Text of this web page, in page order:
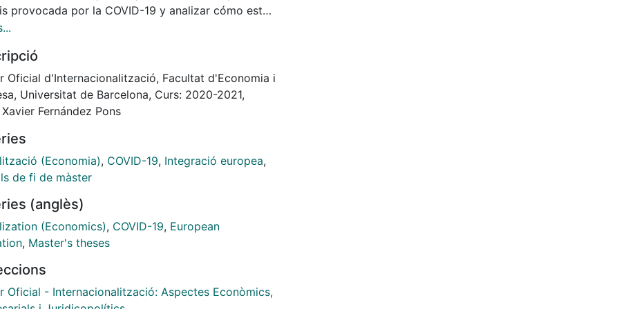
provocada por la COVID-19 y analizar cómo estas
y sus consecuencias pueden afectar al
de organización internacional de carácter
ha tenido una evolución discontinua pero
en el sentido de la integración económica. Las
crisis han provocado cierto distanciamiento y
crisis de origen sanitario evidencia problemas,
la vez, en cierta manera, la necesidad de
la integración para solucionarlos.
Oficial d'Internacionalització, Facultat d'Economia i
Universitat de Barcelona, Curs: 2020-2021,
Fernández Pons
(Economia), COVID-19, Integració europea,
de fi de màster
(anglès)
(Economics), COVID-19, European
, Master's theses
Oficial - Internacionalització: Aspectes Econòmics,